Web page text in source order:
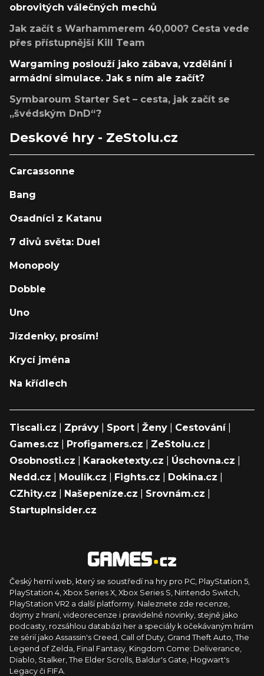
obrovitých válečných mechů
Jak začít s Warhammerem 40,000? Cesta vede
přes přístupnější Kill Team
Wargaming poslouží jako zábava, vzdělání i
armádní simulace. Jak s ním ale začít?
Symbaroum Starter Set – cesta, jak začít se
„švédským DnD“?
Deskové hry - ZeStolu.cz
Carcassonne
Bang
Osadníci z Katanu
7 divů světa: Duel
Monopoly
Dobble
Uno
Jízdenky, prosím!
Krycí jména
Na křídlech
Tiscali.cz Zprávy Sport Ženy Cestování|
Games.cz
Profigamers.cz ZeStolu.cz
Osobnosti.cz
Karaoketexty.cz Úschovna.cz
Nedd.cz
Moulík.cz Fights.cz Dokina.cz
CZhity.cz
Našepeníze.cz Srovnám.cz
StartupInsider.cz
Český herní web, který se soustředí na hry pro PC, PlayStation 5,
PlayStation 4, Xbox Series X, Xbox Series S, Nintendo Switch,
PlayStation VR2 a další platformy. Naleznete zde recenze,
dojmy z hraní, videorecenze i pravidelné novinky, stejně jako
podcasty, rozsáhlou databázi her a speciály k očekávaným hrám
ze sérií jako Assassin's Creed, Call of Duty, Grand Theft Auto, The
Legend of Zelda, Final Fantasy, Kingdom Come: Deliverance,
Diablo, Stalker, The Elder Scrolls, Baldur's Gate, Hogwart's
Legacy či FIFA.